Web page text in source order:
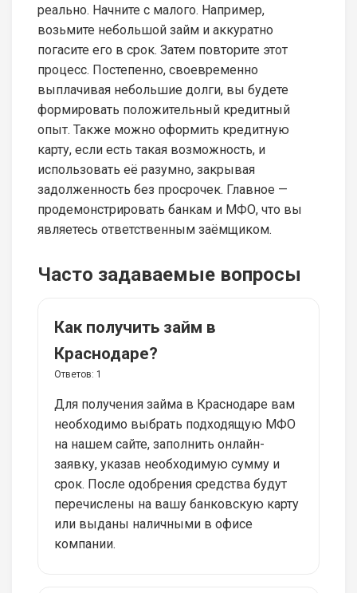
реально. Начните с малого. Например,
возьмите небольшой займ и аккуратно
погасите его в срок. Затем повторите этот
процесс. Постепенно, своевременно
выплачивая небольшие долги, вы будете
формировать положительный кредитный
опыт. Также можно оформить кредитную
карту, если есть такая возможность, и
использовать её разумно, закрывая
задолженность без просрочек. Главное —
продемонстрировать банкам и МФО, что вы
являетесь ответственным заёмщиком.
Часто задаваемые вопросы
Как получить займ в
Краснодаре?
Ответов: 1
Для получения займа в Краснодаре вам
необходимо выбрать подходящую МФО
на нашем сайте, заполнить онлайн-
заявку, указав необходимую сумму и
срок. После одобрения средства будут
перечислены на вашу банковскую карту
или выданы наличными в офисе
компании.